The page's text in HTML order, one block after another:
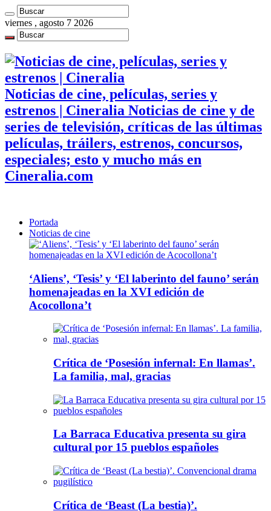
viernes , agosto 7 2026
Noticias de cine, películas, series y
estrenos | Cineralia Noticias de cine y de
series de televisión, críticas de las últimas
películas, tráilers, estrenos, concursos,
especiales; esto y mucho más en
Cineralia.com
Portada
Noticias de cine
‘Aliens’, ‘Tesis’ y ‘El laberinto del fauno’ serán
homenajeadas en la XVI edición de
Acocollona’t
Crítica de ‘Posesión infernal: En llamas’.
La familia, mal, gracias
La Barraca Educativa presenta su gira
cultural por 15 pueblos españoles
Crítica de ‘Beast (La bestia)’.